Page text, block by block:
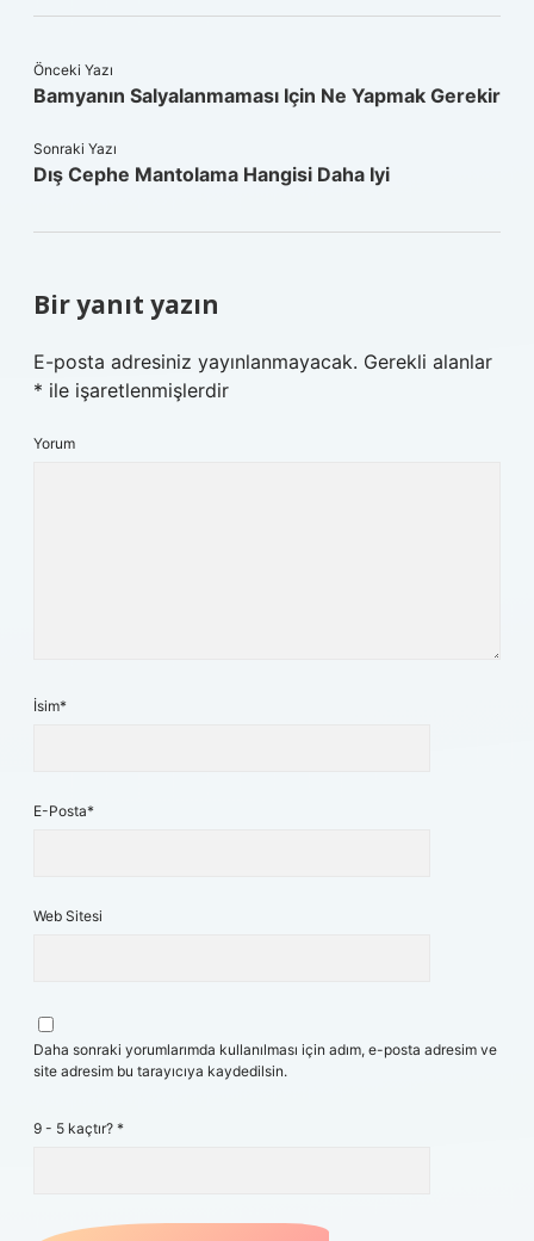
Önceki Yazı
Bamyanın Salyalanmaması Için Ne Yapmak Gerekir
Sonraki Yazı
Dış Cephe Mantolama Hangisi Daha Iyi
Bir yanıt yazın
E-posta adresiniz yayınlanmayacak. Gerekli alanlar
* ile işaretlenmişlerdir
Yorum
İsim*
E-Posta*
Web Sitesi
Daha sonraki yorumlarımda kullanılması için adım, e-posta adresim ve
site adresim bu tarayıcıya kaydedilsin.
9 - 5 kaçtır? *